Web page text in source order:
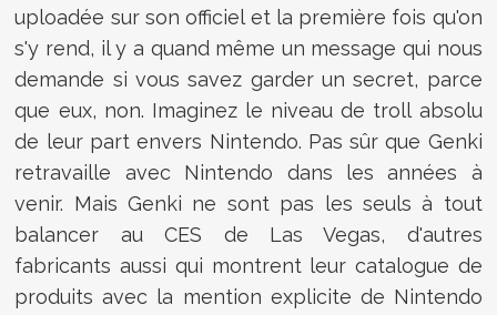
uploadée sur son officiel et la première fois qu'on
s'y rend, il y a quand même un message qui nous
demande si vous savez garder un secret, parce
que eux, non. Imaginez le niveau de troll absolu
de leur part envers Nintendo. Pas sûr que Genki
retravaille avec Nintendo dans les années à
venir. Mais Genki ne sont pas les seuls à tout
balancer au CES de Las Vegas, d'autres
fabricants aussi qui montrent leur catalogue de
produits avec la mention explicite de Nintendo